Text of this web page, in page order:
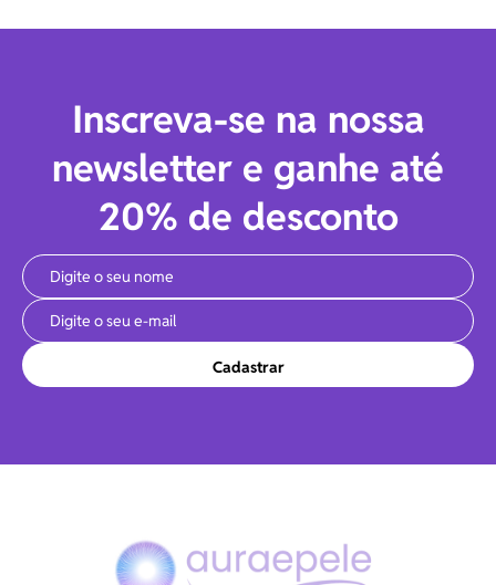
Inscreva-se na nossa
newsletter e ganhe até
20% de desconto
Cadastrar